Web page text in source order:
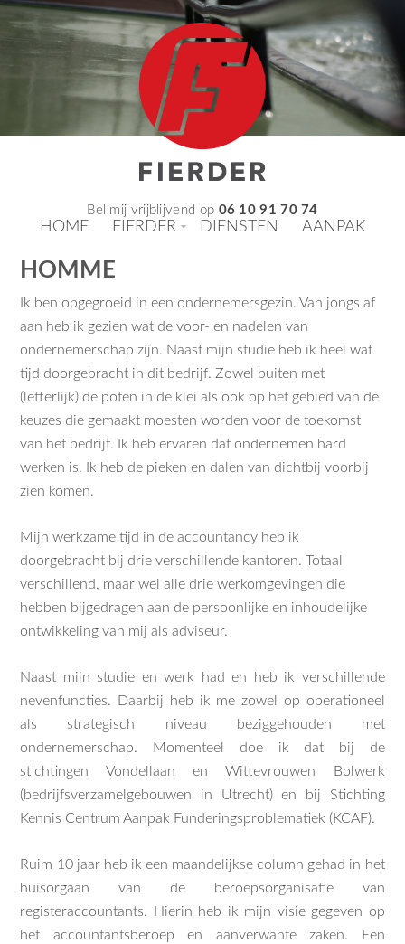
Bel mij vrijblijvend op 06 10 91 70 74
HOME FIERDER DIENSTEN AANPAK
HOMME
Ik ben opgegroeid in een ondernemersgezin. Van jongs af
aan heb ik gezien wat de voor- en nadelen van
ondernemerschap zijn. Naast mijn studie heb ik heel wat
tijd doorgebracht in dit bedrijf. Zowel buiten met
(letterlijk) de poten in de klei als ook op het gebied van de
keuzes die gemaakt moesten worden voor de toekomst
van het bedrijf. Ik heb ervaren dat ondernemen hard
werken is. Ik heb de pieken en dalen van dichtbij voorbij
zien komen.
Mijn werkzame tijd in de accountancy heb ik
doorgebracht bij drie verschillende kantoren. Totaal
verschillend, maar wel alle drie werkomgevingen die
hebben bijgedragen aan de persoonlijke en inhoudelijke
ontwikkeling van mij als adviseur.
Naast mijn studie en werk had en heb ik verschillende
nevenfuncties. Daarbij heb ik me zowel op operationeel
als strategisch niveau beziggehouden met
ondernemerschap. Momenteel doe ik dat bij de
stichtingen Vondellaan en Wittevrouwen Bolwerk
(bedrijfsverzamelgebouwen in Utrecht) en bij Stichting
Kennis Centrum Aanpak Funderingsproblematiek (KCAF).
Ruim 10 jaar heb ik een maandelijkse column gehad in het
huisorgaan van de beroepsorganisatie van
registeraccountants. Hierin heb ik mijn visie gegeven op
het accountantsberoep en aanverwante zaken. Een